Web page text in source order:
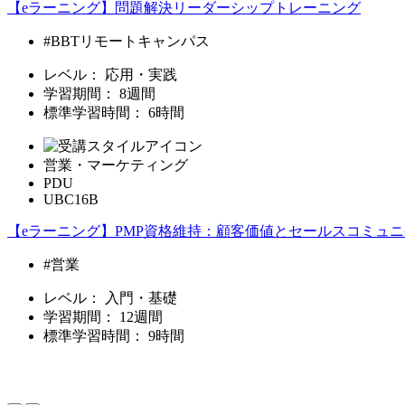
【eラーニング】問題解決リーダーシップトレーニング
#BBTリモートキャンパス
レベル：
応用・実践
学習期間：
8週間
標準学習時間：
6時間
営業・マーケティング
PDU
UBC16B
【eラーニング】PMP資格維持：顧客価値とセールスコミュ
#営業
レベル：
入門・基礎
学習期間：
12週間
標準学習時間：
9時間